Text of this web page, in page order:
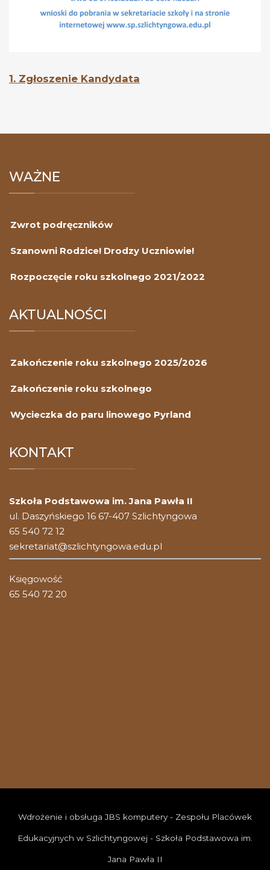
1. Zgłoszenie Kandydata
WAŻNE
Zwrot podręczników
Szanowni Rodzice! Drodzy Uczniowie!
Rozpoczęcie roku szkolnego 2021/2022
AKTUALNOŚCI
Zakończenie roku szkolnego 2025/2026
Zakończenie roku szkolnego
Wycieczka do paru linowego Pyrland
KONTAKT
Szkoła Podstawowa im. Jana Pawła II
ul. Daszyńskiego 16 67-407 Szlichtyngowa
65 540 72 12
sekretariat@szlichtyngowa.edu.pl
Księgowość
65 540 72 20
Wdrożenie i obsługa JBS komputery - Zespołu Placówek
Edukacyjnych w Szlichtyngowej - Szkoła Podstawowa im.
Jana Pawła II